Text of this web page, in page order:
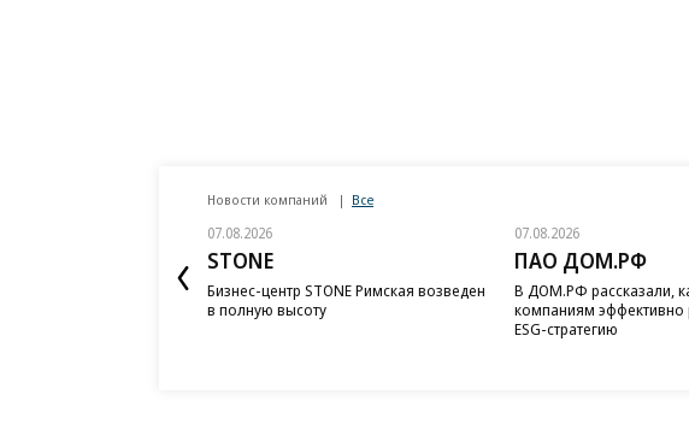
Новости компаний Все
07.08.2026
STONE
Бизнес-центр STONE Римская возведен
в полную высоту
07.08.2026
ПАО ДОМ.РФ
В ДОМ.РФ рассказали,
компаниям эффективно
ESG-стратегию